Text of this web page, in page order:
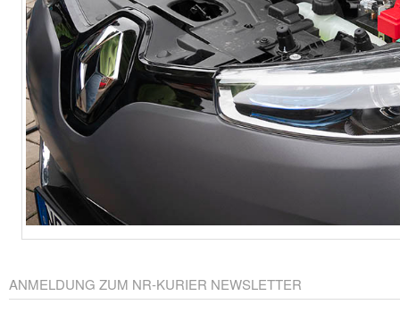
ANMELDUNG ZUM NR-KURIER NEWSLETTER